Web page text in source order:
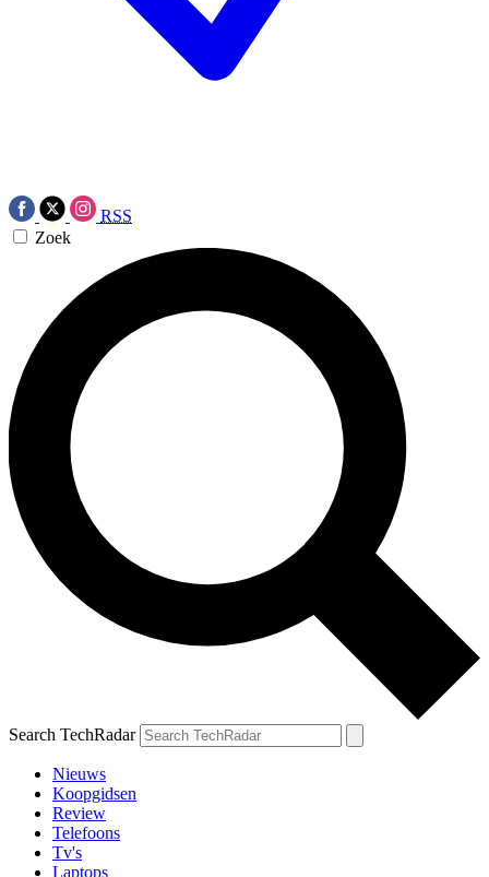
RSS
Zoek
Search TechRadar
Nieuws
Koopgidsen
Review
Telefoons
Tv's
Laptops